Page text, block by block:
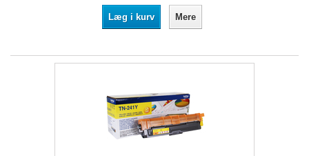
Læg i kurv Mere